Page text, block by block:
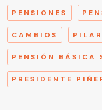
PENSIONES
CAMBIOS
PENSIÓN BÁSICA
PRESIDENTE